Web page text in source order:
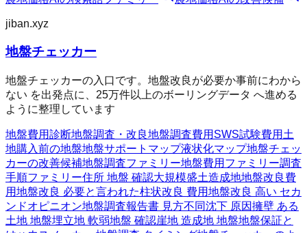
jiban.xyz
地盤チェッカー
地盤チェッカーの入口です。地盤改良が必要か事前にわから
ない を出発点に、25万件以上のボーリングデータ へ進める
ように整理しています
地盤費用診断地盤調査・改良地盤調査費用 SWS試験費用 土
地購入前の地盤地盤サポートマップ液状化マップ地盤チェッ
カーの改善候補地盤調査ファミリー地盤費用ファミリー調査
手順ファミリー住所 地盤 確認大規模盛土造成地地盤改良費
用地盤改良 必要と言われた柱状改良 費用地盤改良 高い セカ
ンドオピニオン地盤調査報告書 見方不同沈下 原因擁壁 ある
土地 地盤埋立地 軟弱地盤 確認崖地 造成地 地盤地盤保証と